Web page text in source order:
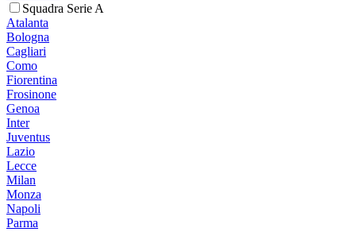
Squadra Serie A
Atalanta
Bologna
Cagliari
Como
Fiorentina
Frosinone
Genoa
Inter
Juventus
Lazio
Lecce
Milan
Monza
Napoli
Parma